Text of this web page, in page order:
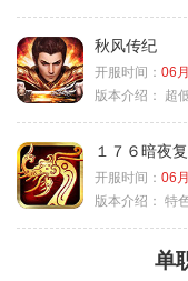
秋风传纪
开服时间： 06
版本介绍：
超
１７６暗夜
开服时间： 06
版本介绍： 特
单